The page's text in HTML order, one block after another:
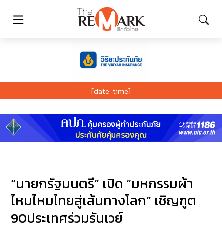
[date_time]
“นายกรัฐมนตรี” เปิด “มหกรรมผ้า
ไหมไหมไทยสู่เส้นทางโลก” เชิญฑูต
90ประเทศร่วมรันเวย์